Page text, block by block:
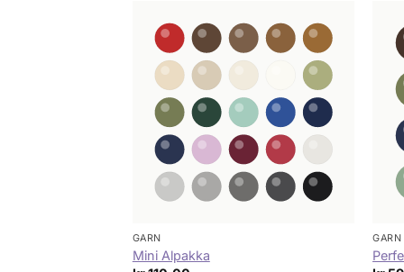
GARN
Mini Alpakka
GARN